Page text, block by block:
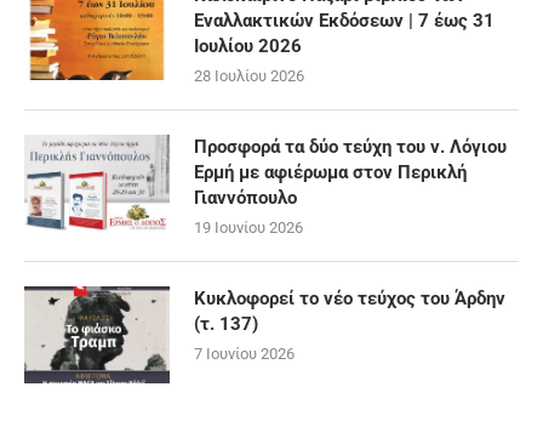
Εναλλακτικών Εκδόσεων | 7 έως 31
Ιουλίου 2026
28 Ιουλίου 2026
Προσφορά τα δύο τεύχη του ν. Λόγιου
Ερμή με αφιέρωμα στον Περικλή
Γιαννόπουλο
19 Ιουνίου 2026
Κυκλοφορεί το νέο τεύχος του Άρδην
(τ. 137)
7 Ιουνίου 2026